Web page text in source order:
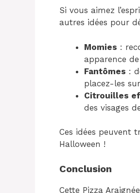
Si vous aimez
autres idées pour
Momies :
apparence
Fantômes :
placez-les
Citrouilles
des visages
Ces idées peuvent
Halloween !
Conclusion
Cette Pizza